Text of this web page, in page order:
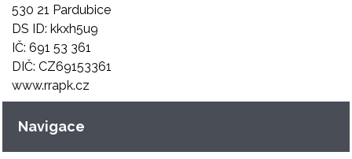
530 21 Pardubice
DS ID: kkxh5u9
IČ: 691 53 361
DIČ: CZ69153361
www.rrapk.cz
Navigace